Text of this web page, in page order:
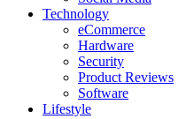
Technology
eCommerce
Hardware
Security
Product Reviews
Software
Lifestyle